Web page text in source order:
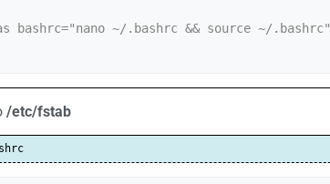
bashrc="nano ~/.bashrc && source ~/.bashrc"
/etc/fstab